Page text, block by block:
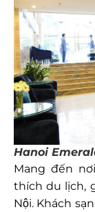
Hanoi
Mang đến
thích du lịch,
Nội. Khách